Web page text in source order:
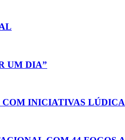
UM DIA”
INICIATIVAS